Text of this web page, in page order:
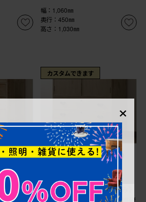
幅：1,060㎜
奥行：450㎜
高さ：1,030㎜
(税込)
費込み》
カスタムできます
¥128,700 (税込)
R-081699
《天板取り付け加工費込み》
×